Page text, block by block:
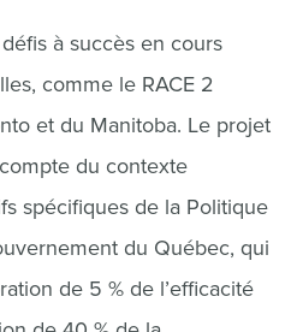
défis à succès en cours
comme le RACE 2
et du Manitoba. Le projet
du contexte
spécifiques de la Politique
du Québec, qui
de 5 % de l’efficacité